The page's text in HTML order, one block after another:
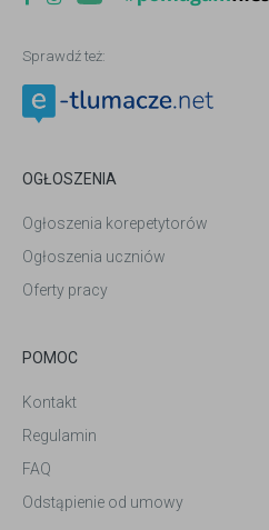
Sprawdź też:
OGŁOSZENIA
Ogłoszenia korepetytorów
Ogłoszenia uczniów
Oferty pracy
POMOC
Kontakt
Regulamin
FAQ
Odstąpienie od umowy